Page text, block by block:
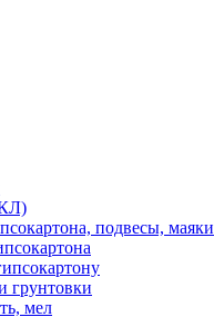
подвесы, маяки
грунтовки
мел